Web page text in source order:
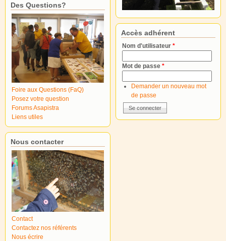
Des Questions?
Foire aux Questions (FaQ)
Posez votre question
Forums Asapistra
Liens utiles
Nous contacter
Contact
Contactez nos référents
Nous écrire
Accès adhérent
Nom d'utilisateur *
Mot de passe *
Demander un nouveau mot
de passe